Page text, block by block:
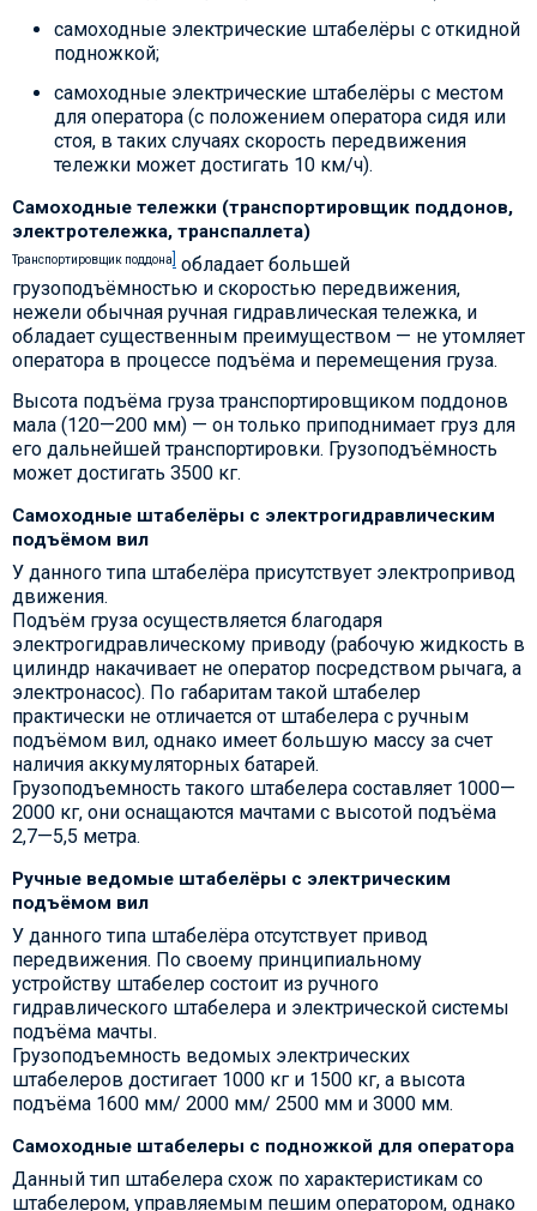
самоходные электрические штабелёры с откидной
подножкой;
самоходные электрические штабелёры с местом
для оператора (с положением оператора сидя или
стоя, в таких случаях скорость передвижения
тележки может достигать 10 км/ч).
Самоходные тележки (транспортировщик поддонов,
электротележка, транспаллета)
Транспортировщик поддона обладает большей
грузоподъёмностью и скоростью передвижения,
нежели обычная ручная гидравлическая тележка, и
обладает существенным преимуществом — не утомляет
оператора в процессе подъёма и перемещения груза.
Высота подъёма груза транспортировщиком поддонов
мала (120—200 мм) — он только приподнимает груз для
его дальнейшей транспортировки. Грузоподъёмность
может достигать 3500 кг.
Самоходные штабелёры с электрогидравлическим
подъёмом вил
У данного типа штабелёра присутствует электропривод
движения.
Подъём груза осуществляется благодаря
электрогидравлическому приводу (рабочую жидкость в
цилиндр накачивает не оператор посредством рычага, а
электронасос). По габаритам такой штабелер
практически не отличается от штабелера с ручным
подъёмом вил, однако имеет большую массу за счет
наличия аккумуляторных батарей.
Грузоподъемность такого штабелера составляет 1000—
2000 кг, они оснащаются мачтами с высотой подъёма
2,7—5,5 метра.
Ручные ведомые штабелёры с электрическим
подъёмом вил
У данного типа штабелёра отсутствует привод
передвижения. По своему принципиальному
устройству штабелер состоит из ручного
гидравлического штабелера и электрической системы
подъёма мачты.
Грузоподъемность ведомых электрических
штабелеров достигает 1000 кг и 1500 кг, а высота
подъёма 1600 мм/ 2000 мм/ 2500 мм и 3000 мм.
Самоходные штабелеры с подножкой для оператора
Данный тип штабелера схож по характеристикам со
штабелером, управляемым пешим оператором, однако